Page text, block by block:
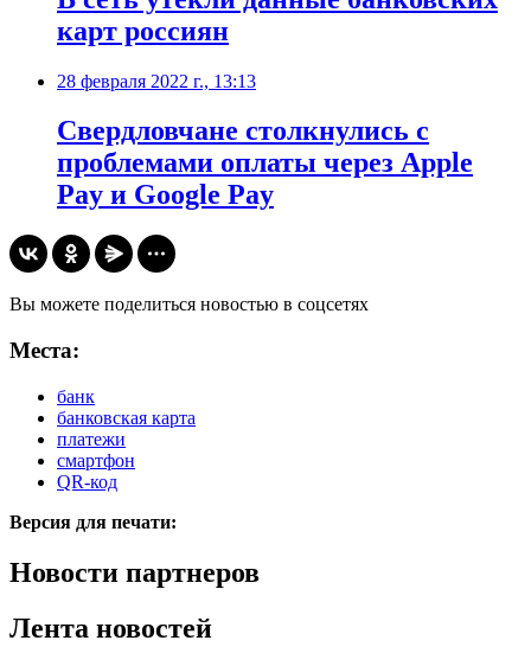
карт россиян
28 февраля 2022 г., 13:13
​Свердловчане столкнулись с
проблемами оплаты через Apple
Pay и Google Pay
Вы можете поделиться новостью в соцсетях
Места:
банк
банковская карта
платежи
смартфон
QR-код
Версия для печати:
Новости партнеров
Лента новостей